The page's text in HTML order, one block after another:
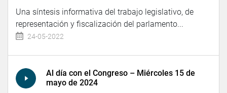
Una síntesis informativa del trabajo legislativo, de
representación y fiscalización del parlamento...
24-05-2022
Al día con el Congreso – Miércoles 15 de
mayo de 2024